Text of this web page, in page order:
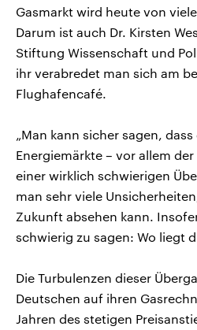
Gasmarkt wird heute von
Darum ist auch Dr. Kirsten
Stiftung Wissenschaft und
ihr verabredet man sich am
Flughafencafé.
„Man kann sicher sagen,
Energiemärkte – vor allem
einer wirklich schwierigen
man sehr viele
Zukunft absehen kann.
schwierig zu sagen: Wo liegt
Die Turbulenzen dieser
Deutschen auf ihren
Jahren des stetigen